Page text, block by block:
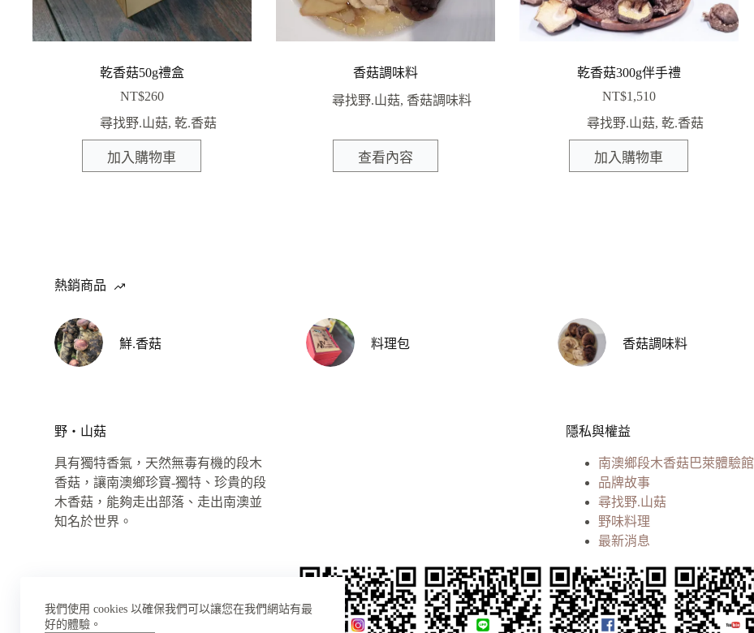
我們使用 cookies 以確保我們可以讓您在我們網站有最
好的體驗。
乾香菇50g禮盒
NT$260
尋找野.山菇, 乾.香菇
加入購物車
香菇調味料
尋找野.山菇, 香菇調味料
查看內容
乾香菇300g伴手禮
NT$1,510
尋找野.山菇, 乾.香菇
加入購物車
熱銷商品
鮮.香菇 料理包 香菇調味料
野‧山菇
具有獨特香氣，天然無毒有機的段木
香菇，讓南澳鄉珍寶-獨特、珍貴的段
木香菇，能夠走出部落、走出南澳並
知名於世界。
隱私與權益
南澳鄉段木香菇巴萊體驗館
品牌故事
尋找野.山菇
野味料理
最新消息